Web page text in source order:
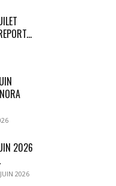
2026
2026